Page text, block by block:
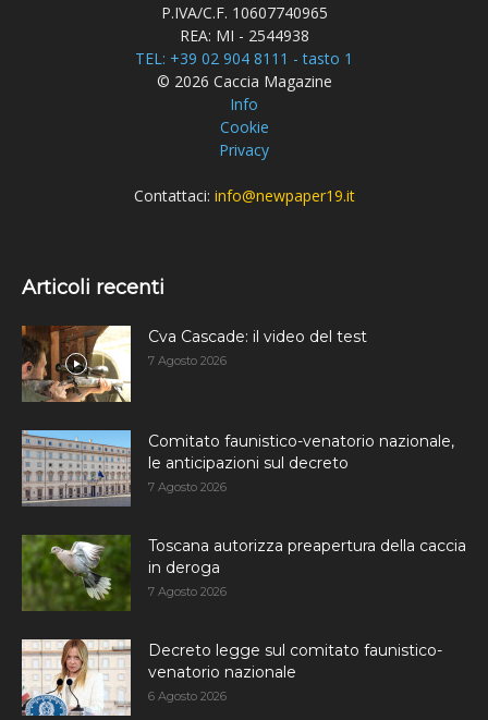
P.IVA/C.F. 10607740965
REA: MI - 2544938
TEL: +39 02 904 8111 - tasto 1
© 2026 Caccia Magazine
Info
Cookie
Privacy
Contattaci: info@newpaper19.it
Articoli recenti
Cva Cascade: il video del test
7 Agosto 2026
Comitato faunistico-venatorio nazionale,
le anticipazioni sul decreto
7 Agosto 2026
Toscana autorizza preapertura della caccia
in deroga
7 Agosto 2026
Decreto legge sul comitato faunistico-
venatorio nazionale
6 Agosto 2026